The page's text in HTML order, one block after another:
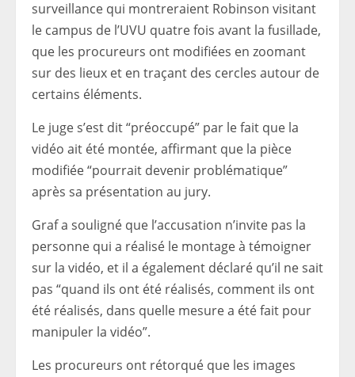
surveillance qui montreraient Robinson visitant
le campus de l’UVU quatre fois avant la fusillade,
que les procureurs ont modifiées en zoomant
sur des lieux et en traçant des cercles autour de
certains éléments.
Le juge s’est dit “préoccupé” par le fait que la
vidéo ait été montée, affirmant que la pièce
modifiée “pourrait devenir problématique”
après sa présentation au jury.
Graf a souligné que l’accusation n’invite pas la
personne qui a réalisé le montage à témoigner
sur la vidéo, et il a également déclaré qu’il ne sait
pas “quand ils ont été réalisés, comment ils ont
été réalisés, dans quelle mesure a été fait pour
manipuler la vidéo”.
Les procureurs ont rétorqué que les images